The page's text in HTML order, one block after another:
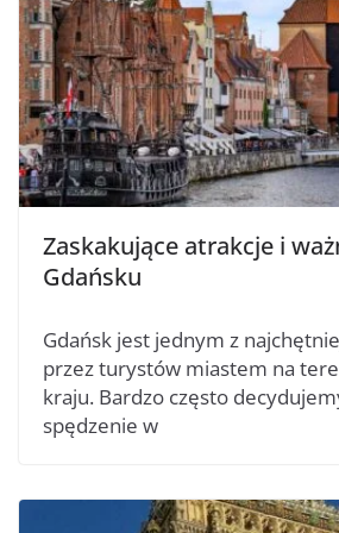
Zaskakujące atrakcje i
Gdańsku
Gdańsk jest jednym z
przez turystów miastem na
kraju. Bardzo często
spędzenie w